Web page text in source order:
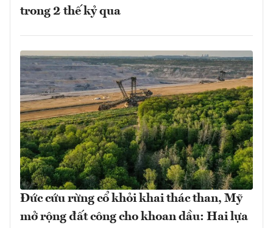
trong 2 thế kỷ qua
Đức cứu rừng cổ khỏi khai thác than, Mỹ
mở rộng đất công cho khoan dầu: Hai lựa